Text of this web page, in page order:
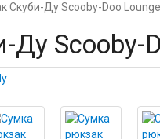
Скуби-Ду Scooby-Doo
Scooby-